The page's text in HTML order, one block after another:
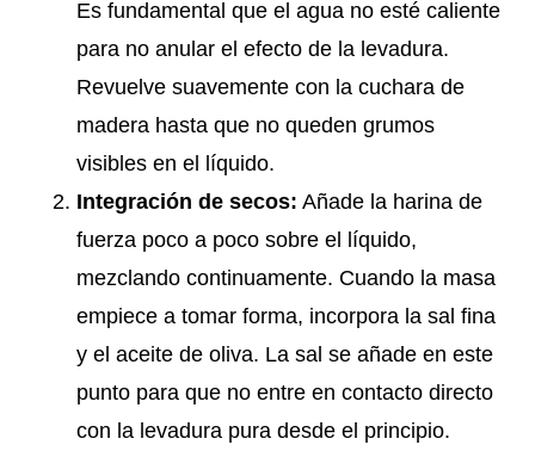
Es fundamental que el agua no esté caliente
para no anular el efecto de la levadura.
Revuelve suavemente con la cuchara de
madera hasta que no queden grumos
visibles en el líquido.
Integración de secos: Añade la harina de
fuerza poco a poco sobre el líquido,
mezclando continuamente. Cuando la masa
empiece a tomar forma, incorpora la sal fina
y el aceite de oliva. La sal se añade en este
punto para que no entre en contacto directo
con la levadura pura desde el principio.